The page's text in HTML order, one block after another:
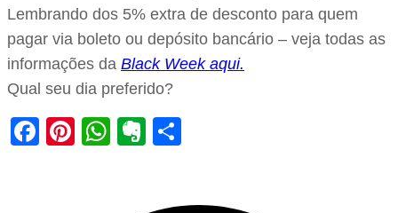
Lembrando dos 5% extra de desconto para quem
pagar via boleto ou depósito bancário – veja todas as
informações da Black Week aqui.
Qual seu dia preferido?
Facebook
Pinterest
WhatsApp
Evernote